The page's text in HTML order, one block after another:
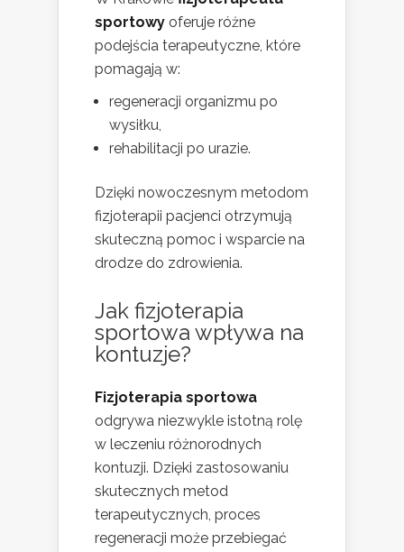
sportowy oferuje różne
podejścia terapeutyczne, które
pomagają w:
regeneracji organizmu po
wysiłku,
rehabilitacji po urazie.
Dzięki nowoczesnym metodom
fizjoterapii pacjenci otrzymują
skuteczną pomoc i wsparcie na
drodze do zdrowienia.
Jak fizjoterapia
sportowa wpływa na
kontuzje?
Fizjoterapia sportowa
odgrywa niezwykle istotną rolę
w leczeniu różnorodnych
kontuzji. Dzięki zastosowaniu
skutecznych metod
terapeutycznych, proces
regeneracji może przebiegać